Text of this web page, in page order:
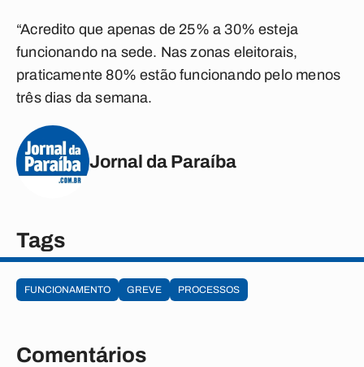
“Acredito que apenas de 25% a 30% esteja
funcionando na sede. Nas zonas eleitorais,
praticamente 80% estão funcionando pelo menos
três dias da semana.
Jornal da Paraíba
Tags
FUNCIONAMENTO GREVE PROCESSOS
Comentários